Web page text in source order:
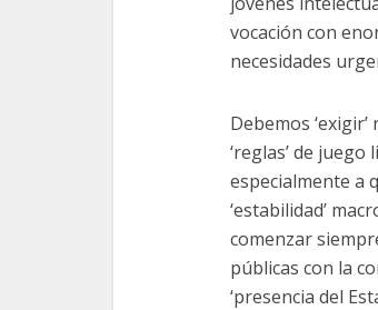
vocación con
necesidades
Debemos ‘exigir’
‘reglas’ de
especialmente a
‘estabilidad’
comenzar
públicas con la
‘presencia del